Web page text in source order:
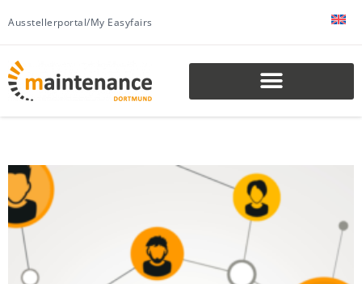
Ausstellerportal/My Easyfairs